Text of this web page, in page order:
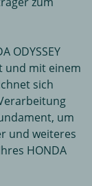
ODYSSEY
und mit einem
sich
um
und weiteres
HONDA